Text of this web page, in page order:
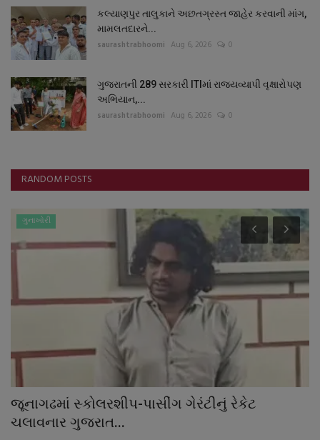
કલ્યાણપુર તાલુકાને અછતગ્રસ્ત જાહેર કરવાની માંગ,
મામલતદારને...
saurashtrabhoomi Aug 6, 2026 0
ગુજરાતની 289 સરકારી ITIમાં રાજ્યવ્યાપી વૃક્ષારોપણ
અભિયાન,...
saurashtrabhoomi Aug 6, 2026 0
RANDOM POSTS
ગુનાખોરી
જૂનાગઢમાં સ્કોલરશીપ-પાસીંગ ગેરંટીનું રેકેટ
ચલાવનાર ગુજરાત...